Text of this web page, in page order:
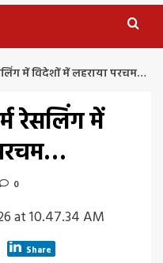
में विदेशों में लहराया परचम…
रेसलिंग में
0
Share